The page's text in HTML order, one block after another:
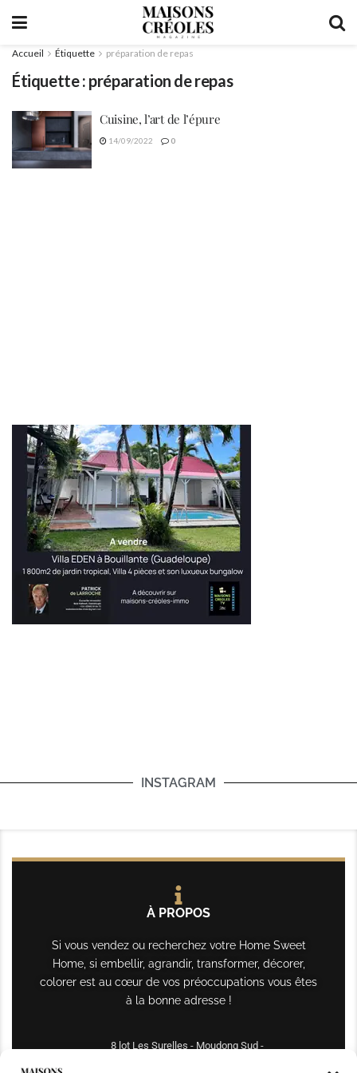
Accueil Étiquette préparation de repas
Étiquette : préparation de repas
Cuisine, l’art de l’épure
14/09/2022 0
INSTAGRAM
À PROPOS
Si vous vendez ou recherchez votre Home Sweet
Home, si embellir, agrandir, transformer, décorer,
colorer est au cœur de vos préoccupations vous êtes
à la bonne adresse !
8 lot Les Surelles - Moudong Sud -